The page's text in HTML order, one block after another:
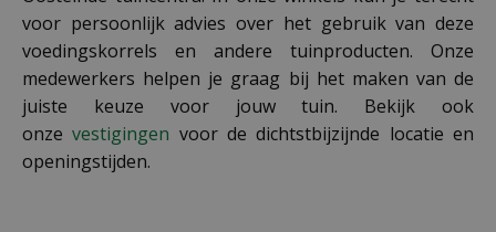
voor persoonlijk advies over het gebruik van deze
voedingskorrels en andere tuinproducten. Onze
medewerkers helpen je graag bij het maken van de
juiste keuze voor jouw tuin. Bekijk ook
onzevestigingen voor de dichtstbijzijnde locatie en
openingstijden.